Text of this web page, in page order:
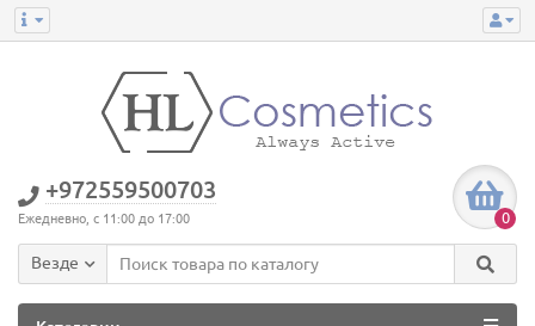
+972559500703
Ежедневно, с 11:00 до 17:00 0
Везде